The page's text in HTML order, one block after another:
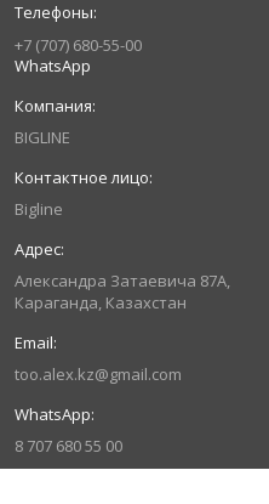
+7 (707) 680-55-00
WhatsApp
BIGLINE
Bigline
Александра Затаевича 87А,
Караганда, Казахстан
too.alex.kz@gmail.com
8 707 680 55 00